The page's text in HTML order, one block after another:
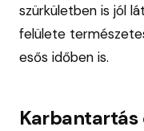
szürkületben is jól
felülete
esős időben is.
Karbantartás